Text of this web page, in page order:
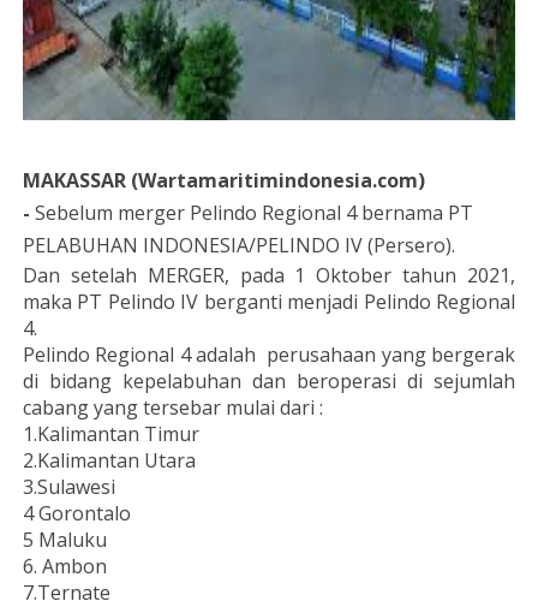
MAKASSAR (Wartamaritimindonesia.com)
- Sebelum merger Pelindo Regional 4 bernama PT
PELABUHAN INDONESIA/PELINDO IV (Persero).
Dan setelah MERGER, pada 1 Oktober tahun 2021,
maka PT Pelindo IV berganti menjadi Pelindo Regional
4.
Pelindo Regional 4 adalah perusahaan yang bergerak
di bidang kepelabuhan dan beroperasi di sejumlah
cabang yang tersebar mulai dari :
1.Kalimantan Timur
2.Kalimantan Utara
3.Sulawesi
4 Gorontalo
5 Maluku
6. Ambon
7.Ternate